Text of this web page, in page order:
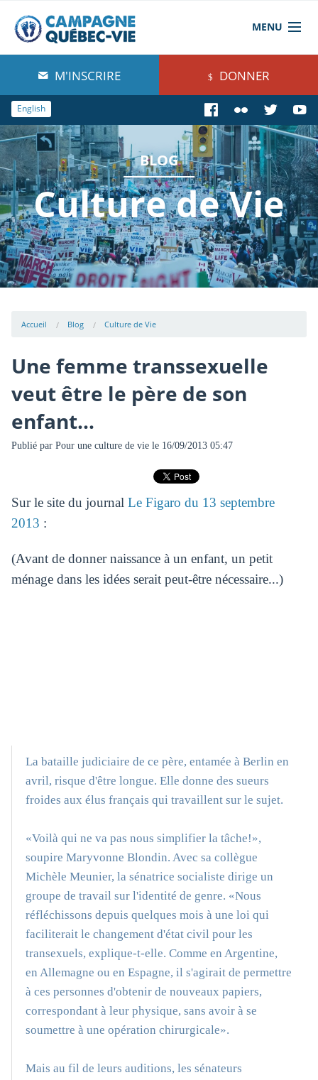
MENU
À propos de nous
Blog
Comprendre
Agir
Boutique
M'INSCRIRE DONNER
English
BLOG
Culture de Vie
Accueil Blog Culture de Vie
Une femme transsexuelle
veut être le père de son
enfant...
Publié par Pour une culture de viele 16/09/2013 05:47
Sur le site du journal Le Figaro du 13 septembre
2013 :
(Avant de donner naissance à un enfant, un petit
ménage dans les idées serait peut-être nécessaire...)
La bataille judiciaire de ce père, entamée à Berlin en
avril, risque d'être longue. Elle donne des sueurs
froides aux élus français qui travaillent sur le sujet.
«Voilà qui ne va pas nous simplifier la tâche!»,
soupire Maryvonne Blondin. Avec sa collègue
Michèle Meunier, la sénatrice socialiste dirige un
groupe de travail sur l'identité de genre. «Nous
réfléchissons depuis quelques mois à une loi qui
faciliterait le changement d'état civil pour les
transexuels, explique-t-elle. Comme en Argentine,
en Allemagne ou en Espagne, il s'agirait de permettre
à ces personnes d'obtenir de nouveaux papiers,
correspondant à leur physique, sans avoir à se
soumettre à une opération chirurgicale».
Mais au fil de leurs auditions, les sénateurs